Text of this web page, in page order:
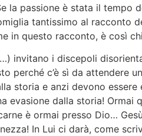
la passione è stata il tempo
tantissimo al
in questo racconto, è così
invitano i discepoli
perché c’è sì da attendere
storia e anzi devono
evasione dalla storia! Ormai
è ormai presso Dio…
In Lui ci darà, come